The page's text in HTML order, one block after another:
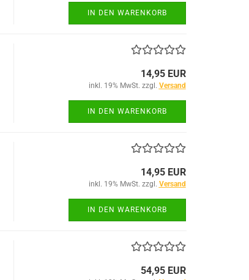
IN DEN WARENKORB
14,95 EUR
inkl. 19% MwSt. zzgl. Versand
IN DEN WARENKORB
14,95 EUR
inkl. 19% MwSt. zzgl. Versand
IN DEN WARENKORB
54,95 EUR